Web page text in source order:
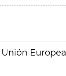
Europea